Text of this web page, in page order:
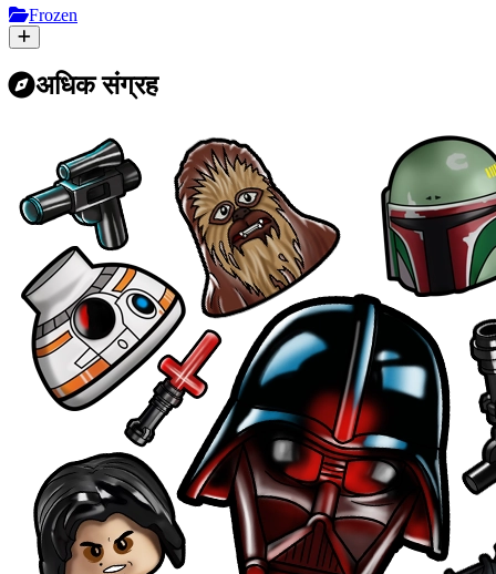
Frozen
अधिक संग्रह